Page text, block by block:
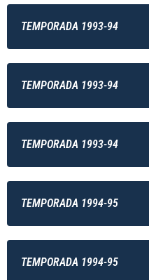
TEMPORADA 1993-94
TEMPORADA 1993-94
TEMPORADA 1993-94
TEMPORADA 1994-95
TEMPORADA 1994-95